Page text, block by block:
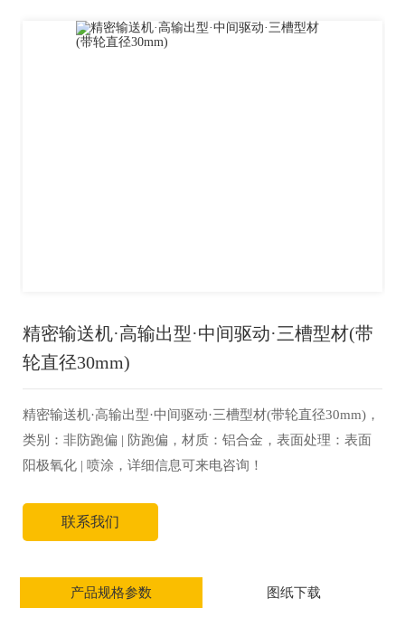
精密输送机·高输出型·中间驱动·三槽型材(带
轮直径30mm)
精密输送机·高输出型·中间驱动·三槽型材(带轮直径30mm)，
类别：非防跑偏 | 防跑偏，材质：铝合金，表面处理：表面
阳极氧化 | 喷涂，详细信息可来电咨询！
联系我们
产品规格参数 图纸下载